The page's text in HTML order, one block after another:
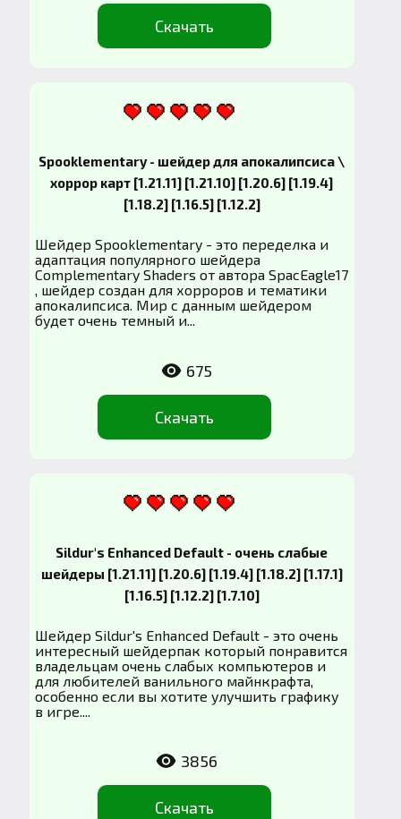
Скачать
Spooklementary - шейдер для апокалипсиса \
хоррор карт [1.21.11] [1.21.10] [1.20.6] [1.19.4]
[1.18.2] [1.16.5] [1.12.2]
Шейдер Spooklementary - это переделка и
адаптация популярного шейдера
Complementary Shaders от автора SpacEagle17
, шейдер создан для хорроров и тематики
апокалипсиса. Мир с данным шейдером
будет очень темный и...
Скачать
675
Sildur's Enhanced Default - очень слабые
шейдеры [1.21.11] [1.20.6] [1.19.4] [1.18.2] [1.17.1]
[1.16.5] [1.12.2] [1.7.10]
Шейдер Sildur's Enhanced Default - это очень
интересный шейдерпак который понравится
владельцам очень слабых компьютеров и
для любителей ванильного майнкрафта,
особенно если вы хотите улучшить графику
в игре....
Скачать
3856